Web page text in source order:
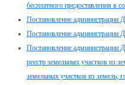
бесплатного предоставления в
Постановление администрации
Постановление администрации
Постановление администрации
реестр земельных участков из
земельных участков из земель,